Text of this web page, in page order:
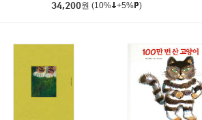
34,200원 (10% +5% )